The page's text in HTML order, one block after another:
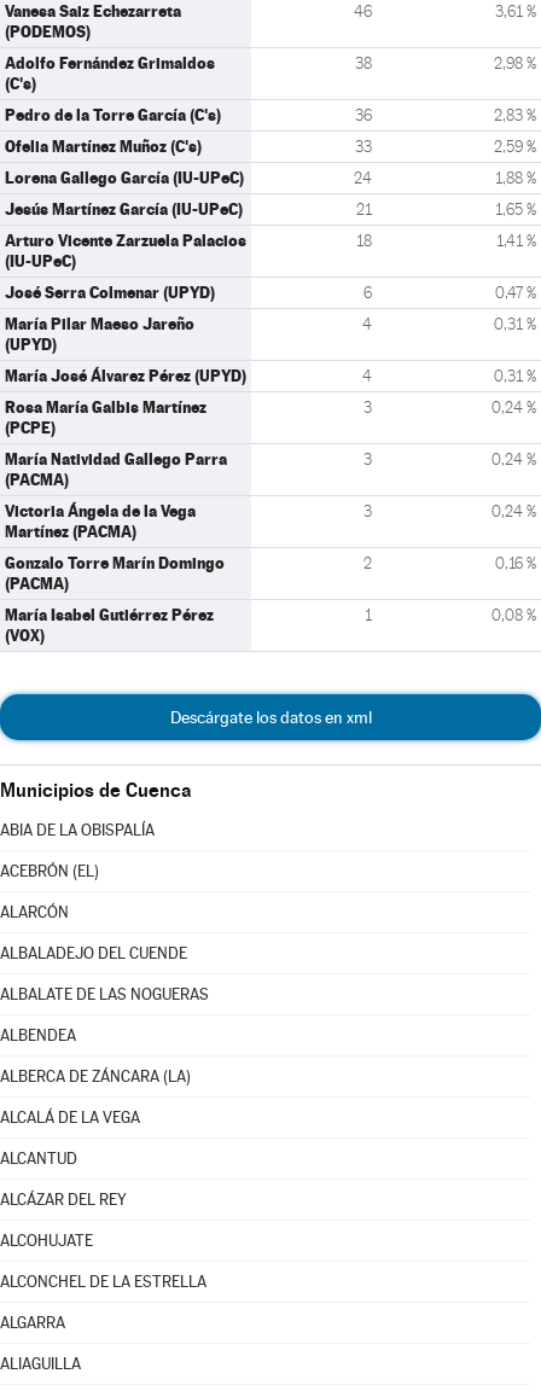
Vanesa Saiz Echezarreta
(PODEMOS)
46 3,61 %
Adolfo Fernández Grimaldos
(C's)
38 2,98 %
Pedro de la Torre García (C's) 36 2,83 %
Ofelia Martínez Muñoz (C's) 33 2,59 %
Lorena Gallego García (IU-UPeC) 24 1,88 %
Jesús Martínez García (IU-UPeC) 21 1,65 %
Arturo Vicente Zarzuela Palacios
(IU-UPeC)
18 1,41 %
José Serra Colmenar (UPYD) 6 0,47 %
María Pilar Maeso Jareño
(UPYD)
4 0,31 %
María José Álvarez Pérez (UPYD) 4 0,31 %
Rosa María Galbis Martínez
(PCPE)
3 0,24 %
María Natividad Gallego Parra
(PACMA)
3 0,24 %
Victoria Ángela de la Vega
Martínez (PACMA)
3 0,24 %
Gonzalo Torre Marín Domingo
(PACMA)
2 0,16 %
María Isabel Gutiérrez Pérez
(VOX)
1 0,08 %
Descárgate los datos en xml
Municipios de Cuenca
ABIA DE LA OBISPALÍA
ACEBRÓN (EL)
ALARCÓN
ALBALADEJO DEL CUENDE
ALBALATE DE LAS NOGUERAS
ALBENDEA
ALBERCA DE ZÁNCARA (LA)
ALCALÁ DE LA VEGA
ALCANTUD
ALCÁZAR DEL REY
ALCOHUJATE
ALCONCHEL DE LA ESTRELLA
ALGARRA
ALIAGUILLA